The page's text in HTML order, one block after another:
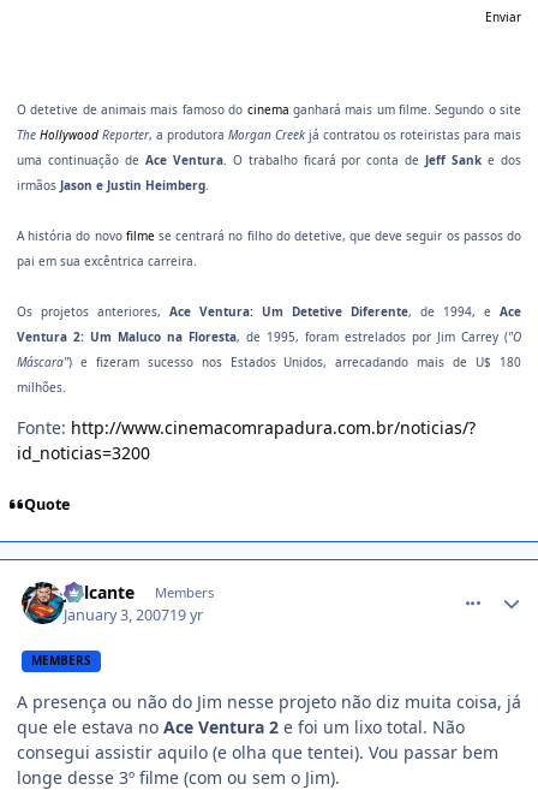
Enviar
O detetive de animais mais famoso do cinema ganhará mais um filme. Segundo o site
The Hollywood Reporter, a produtora Morgan Creek já contratou os roteiristas para mais
uma continuação de Ace Ventura. O trabalho ficará por conta de Jeff Sanke dos
irmãos Jason e Justin Heimberg.
A história do novo filmese centrará no filho do detetive, que deve seguir os passos do
pai em sua excêntrica carreira.
Os projetos anteriores, Ace Ventura: Um Detetive Diferente, de 1994, e Ace
Ventura 2: Um Maluco na Floresta, de 1995, foram estrelados por Jim Carrey ("O
Máscara") e fizeram sucesso nos Estados Unidos, arrecadando mais de U$ 180
milhões.
Fonte: http://www.cinemacomrapadura.com.br/noticias/?
id_noticias=3200
Quote
Jailcante Members
January 3, 200719 yr
MEMBERS
A presença ou não do Jim nesse projeto não diz muita coisa, já
que ele estava no Ace Ventura 2 e foi um lixo total. Não
consegui assistir aquilo (e olha que tentei). Vou passar bem
longe desse 3º filme (com ou sem o Jim).